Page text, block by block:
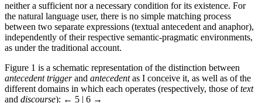
neither a sufficient nor a necessary condition for its existence. For
the natural language user, there is no simple matching process
between two separate expressions (textual antecedent and anaphor),
independently of their respective semantic-pragmatic environments,
as under the traditional account.
Figure 1 is a schematic representation of the distinction between
antecedent triggerand antecedentas I conceive it, as well as of the
different domains in which each operates (respectively, those oftext
and discourse): ← 5 | 6 →